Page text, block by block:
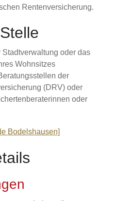
Rentenversicherung.
oder das
Wohnsitzes
der
(DRV) oder
oder
Bodelshausen]